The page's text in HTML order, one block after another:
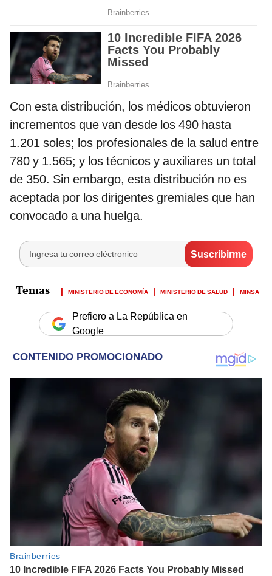
Con esta distribución, los médicos obtuvieron
incrementos que van desde los 490 hasta
1.201 soles; los profesionales de la salud entre
780 y 1.565; y los técnicos y auxiliares un total
de 350. Sin embargo, esta distribución no es
aceptada por los dirigentes gremiales que han
convocado a una huelga.
MINISTERIO DE ECONOMÍA MINISTERIO DE SALUD MINSA
Prefiero a La República en
Google